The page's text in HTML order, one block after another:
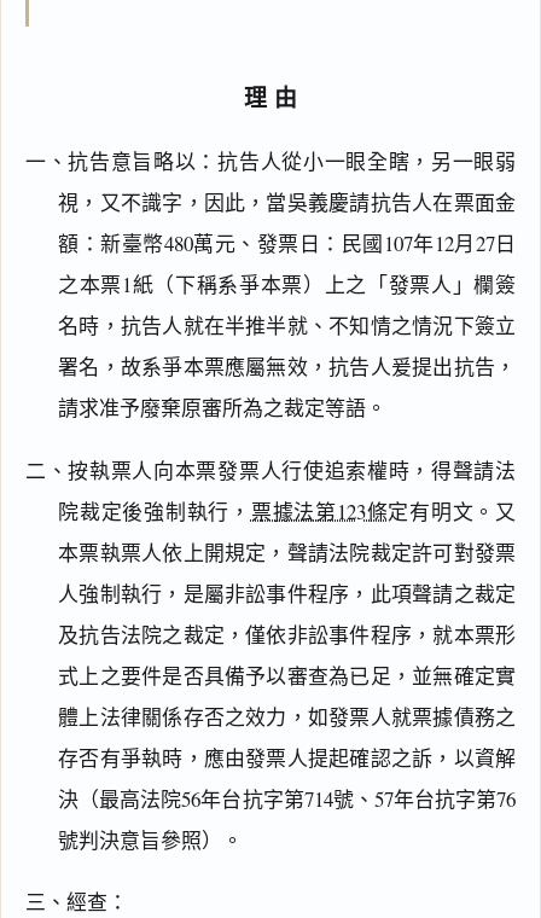
理由
一、抗告意旨略以：抗告人從小一眼全瞎，另一眼弱
視，又不識字，因此，當吳義慶請抗告人在票面金
額：新臺幣480萬元、發票日：民國107年12月27日
之本票1紙（下稱系爭本票）上之「發票人」欄簽
名時，抗告人就在半推半就、不知情之情況下簽立
署名，故系爭本票應屬無效，抗告人爰提出抗告，
請求准予廢棄原審所為之裁定等語。
二、按執票人向本票發票人行使追索權時，得聲請法
院裁定後強制執行， 票據法第123條定有明文。又
本票執票人依上開規定，聲請法院裁定許可對發票
人強制執行，是屬非訟事件程序，此項聲請之裁定
及抗告法院之裁定，僅依非訟事件程序，就本票形
式上之要件是否具備予以審查為已足，並無確定實
體上法律關係存否之效力，如發票人就票據債務之
存否有爭執時，應由發票人提起確認之訴，以資解
決（最高法院56年台抗字第714號、57年台抗字第76
號判決意旨參照）。
三、經查：